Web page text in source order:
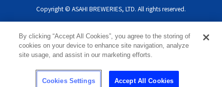
Copyright © ASAHI BREWERIES, LTD. All rights reserved.
By clicking “Accept All Cookies”, you agree to the storing of
cookies on your device to enhance site navigation, analyze
site usage, and assist in our marketing efforts.
Cookies Settings Accept All Cookies